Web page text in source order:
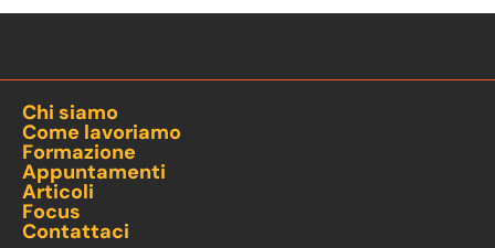
Chi siamo
Come lavoriamo
Formazione
Appuntamenti
Articoli
Focus
Contattaci